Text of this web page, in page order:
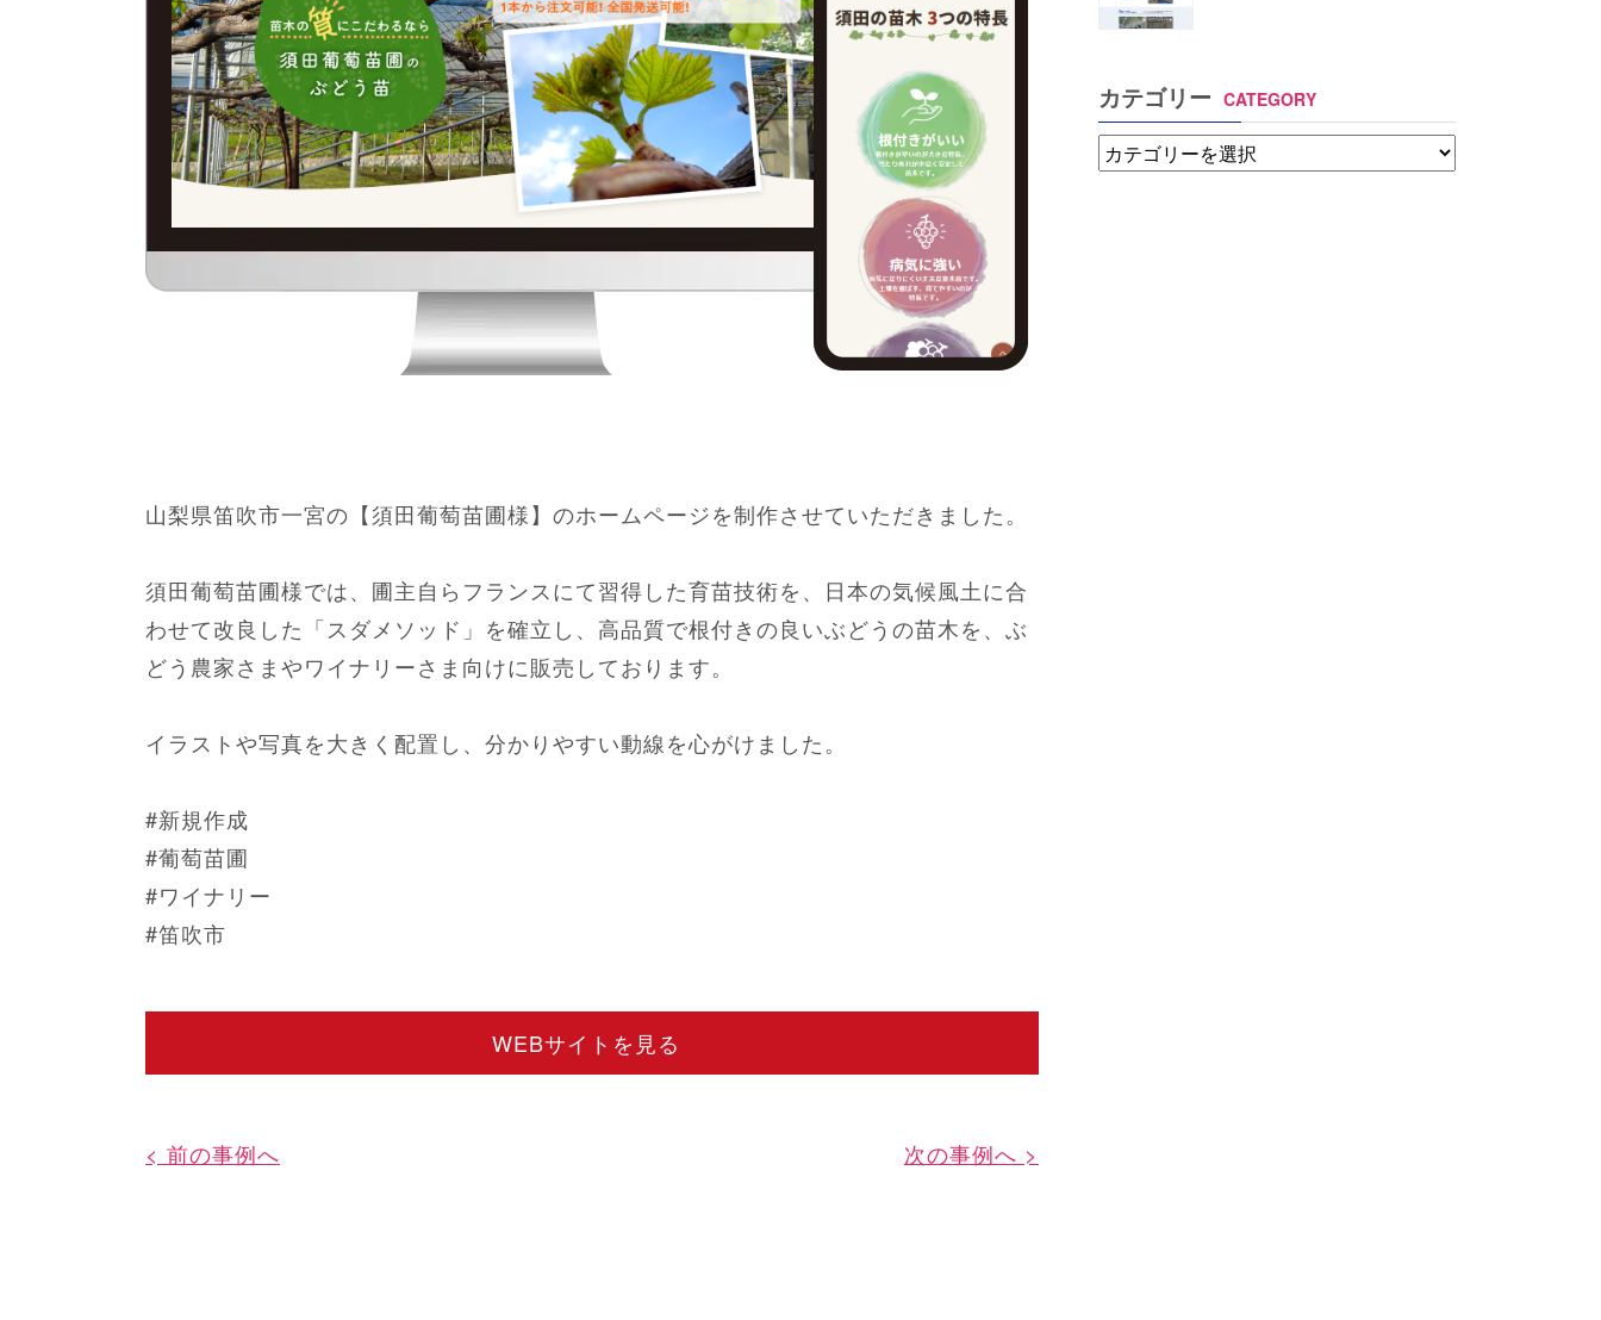
山梨県笛吹市一宮の【須田葡萄苗圃様】のホームページを制作させていただきました。
須田葡萄苗圃様では、圃主自らフランスにて習得した育苗技術を、日本の気候風土に合
わせて改良した「スダメソッド」を確立し、高品質で根付きの良いぶどうの苗木を、ぶ
どう農家さまやワイナリーさま向けに販売しております。
イラストや写真を大きく配置し、分かりやすい動線を心がけました。
#新規作成
#葡萄苗圃
#ワイナリー
#笛吹市
WEBサイトを見る
< 前の事例へ 次の事例へ >
カテゴリー CATEGORY